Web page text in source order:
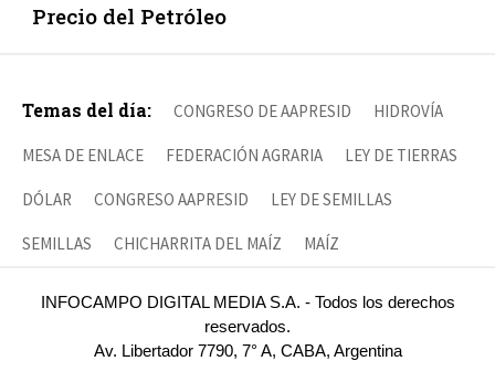
Precio del Petróleo
Temas del día: CONGRESO DE AAPRESID HIDROVÍA
MESA DE ENLACE FEDERACIÓN AGRARIA LEY DE TIERRAS
DÓLAR CONGRESO AAPRESID LEY DE SEMILLAS
SEMILLAS CHICHARRITA DEL MAÍZ MAÍZ
INFOCAMPO DIGITAL MEDIA S.A. - Todos los derechos
reservados.
Av. Libertador 7790, 7° A, CABA, Argentina